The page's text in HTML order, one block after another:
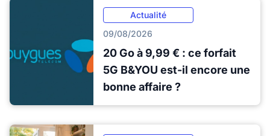
Actualité
09/08/2026
20 Go à 9,99 € : ce forfait
5G B&YOU est-il encore une
bonne affaire ?